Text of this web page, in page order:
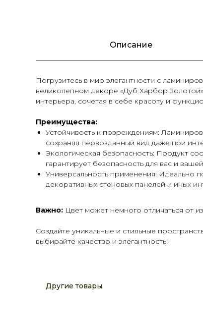
Описание
Погрузитесь в мир элегантности с
великолепном декоре «Дуб Харбор
интерьера, сочетая в себе красоту и
Преимущества:
Устойчивость к повреждениям:
сохраняя первозданный вид даже при
Экологическая безопасность: Продукт
гарантирует безопасность для вас и
Универсальность применения: Идеально
декоративных стеновых панелей и иных
Важно: Цвет может немного отличаться от
Создайте уникальные и стильные
выбирайте качество и элегантность!
Другие товары